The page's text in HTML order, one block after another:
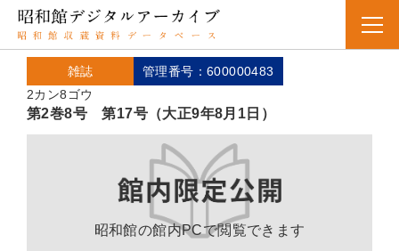
雑誌
2カン8ゴウ
管理番号：600000483
第2巻8号 第17号（大正9年8月1日）
昭和館の館内PCで閲覧できます